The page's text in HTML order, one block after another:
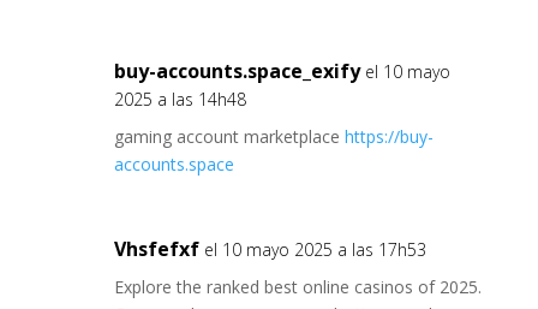
buy-accounts.space_exify el 10 mayo
2025 a las 14h48
gaming account marketplace https://buy-
accounts.space
Vhsfefxf el 10 mayo 2025 a las 17h53
Explore the ranked best online casinos of 2025.